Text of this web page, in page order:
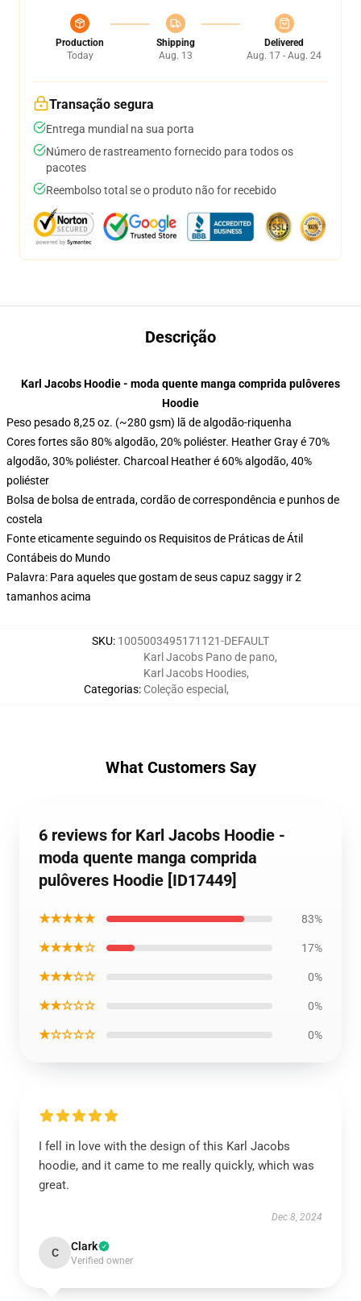
Production
Today
Shipping
Aug. 13
Delivered
Aug. 17 - Aug. 24
Transação segura
Entrega mundial na sua porta
Número de rastreamento fornecido para todos os
pacotes
Reembolso total se o produto não for recebido
Descrição
Karl Jacobs Hoodie - moda quente manga comprida pulôveres
Hoodie
Peso pesado 8,25 oz. (~280 gsm) lã de algodão-riquenha
Cores fortes são 80% algodão, 20% poliéster. Heather Gray é 70%
algodão, 30% poliéster. Charcoal Heather é 60% algodão, 40%
poliéster
Bolsa de bolsa de entrada, cordão de correspondência e punhos de
costela
Fonte eticamente seguindo os Requisitos de Práticas de Átil
Contábeis do Mundo
Palavra: Para aqueles que gostam de seus capuz saggy ir 2
tamanhos acima
SKU: 1005003495171121-DEFAULT
Categorias:
Karl Jacobs Pano de pano,
Karl Jacobs Hoodies,
Coleção especial ,
What Customers Say
6 reviews for Karl Jacobs Hoodie -
moda quente manga comprida
pulôveres Hoodie [ID17449]
★★★★★ 83%
★★★★☆ 17%
★★★☆☆ 0%
★★☆☆☆ 0%
★☆☆☆☆ 0%
I fell in love with the design of this Karl Jacobs
hoodie, and it came to me really quickly, which was
great.
Dec 8, 2024
C Clark
Verified owner